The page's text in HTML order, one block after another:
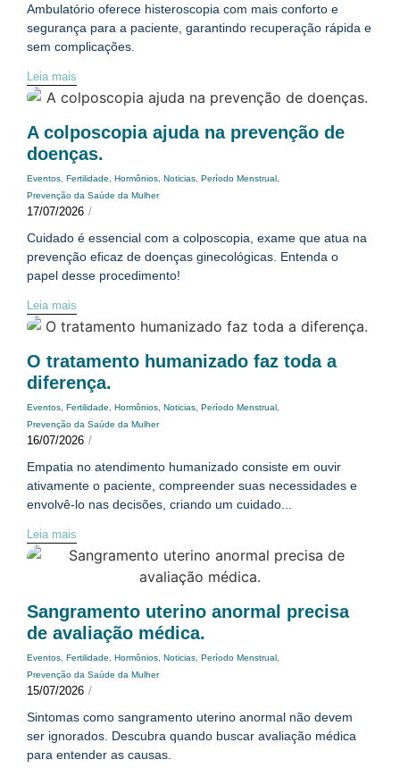
Ambulatório oferece histeroscopia com mais conforto e
segurança para a paciente, garantindo recuperação rápida e
sem complicações.
Leia mais
A colposcopia ajuda na prevenção de
doenças.
Eventos Fertilidade Hormônios Noticias Período Menstrual
Prevenção da Saúde da Mulher
17/07/2026 /
Cuidado é essencial com a colposcopia, exame que atua na
prevenção eficaz de doenças ginecológicas. Entenda o
papel desse procedimento!
Leia mais
O tratamento humanizado faz toda a
diferença.
Eventos Fertilidade Hormônios Noticias Período Menstrual
Prevenção da Saúde da Mulher
16/07/2026 /
Empatia no atendimento humanizado consiste em ouvir
ativamente o paciente, compreender suas necessidades e
envolvê-lo nas decisões, criando um cuidado...
Leia mais
Sangramento uterino anormal precisa
de avaliação médica.
Eventos Fertilidade Hormônios Noticias Período Menstrual
Prevenção da Saúde da Mulher
15/07/2026 /
Sintomas como sangramento uterino anormal não devem
ser ignorados. Descubra quando buscar avaliação médica
para entender as causas.